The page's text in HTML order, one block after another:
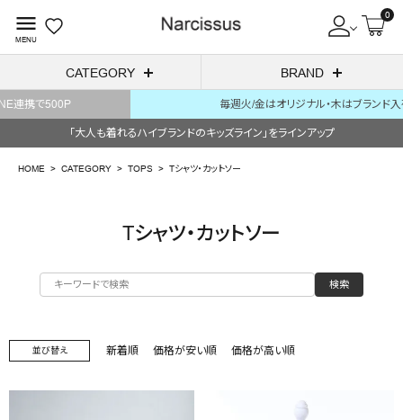
menu
MENU
0
CATEGORY BRAND
ようこそ ゲスト 様
search
NEW IN
BRAND
毎週火/金はオリジナル・木はブランド入荷販売日
「大人も着れるハイブランドのキッズライン」をラインアップ
HOME CATEGORY TOPS Tシャツ・カットソー
Tシャツ・カットソー
検索
並び替え 新着順 価格が安い順 価格が高い順